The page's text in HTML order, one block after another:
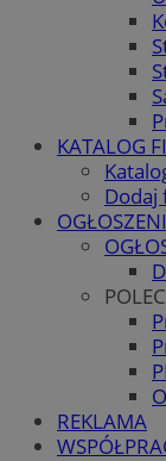
KATALOG
Dodaj
REKLAMA